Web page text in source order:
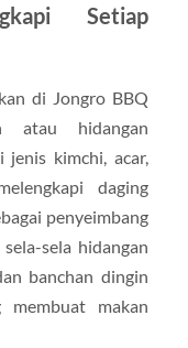
Setiap
di Jongro BBQ
atau hidangan
jenis kimchi, acar,
daging
penyeimbang
sela hidangan
banchan dingin
membuat makan